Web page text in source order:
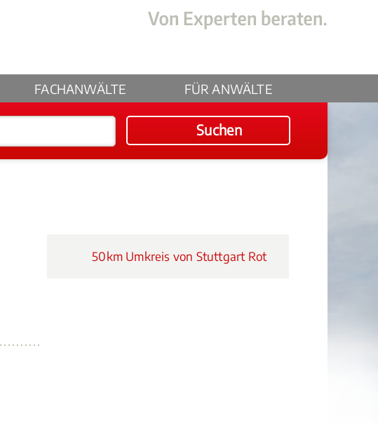
FACHANWÄLTE FÜR ANWÄLTE
Suchen
50km Umkreis von Stuttgart Rot